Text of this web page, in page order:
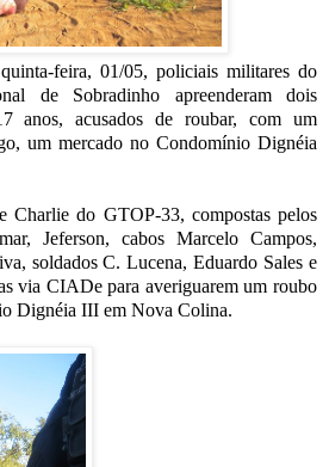
feira, 01/05, policiais militares do
de Sobradinho apreenderam dois
anos, acusados de roubar, com um
um mercado no Condomínio Dignéia
Charlie do GTOP-33, compostas pelos
Jeferson, cabos Marcelo Campos,
soldados C. Lucena, Eduardo Sales e
via CIADe para averiguarem um roubo
Dignéia III em Nova Colina.